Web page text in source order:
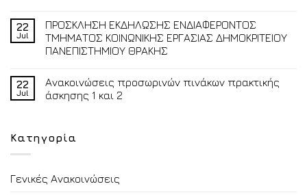
22
Jul
ΠΡΟΣΚΛΗΣΗ ΕΚΔΗΛΩΣΗΣ ΕΝΔΙΑΦΕΡΟΝΤΟΣ
ΤΜΗΜΑΤΟΣ ΚΟΙΝΩΝΙΚΗΣ ΕΡΓΑΣΙΑΣ ΔΗΜΟΚΡΙΤΕΙΟΥ
ΠΑΝΕΠΙΣΤΗΜΙΟΥ ΘΡΑΚΗΣ
22
Jul
Ανακοινώσεις προσωρινών πινάκων πρακτικής
άσκησης 1 και 2
Κατηγορία
Γενικές Ανακοινώσεις